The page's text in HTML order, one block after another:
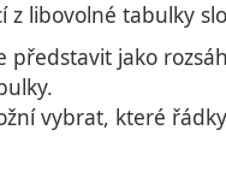
z libovolné tabulky
představit jako
vybrat, které